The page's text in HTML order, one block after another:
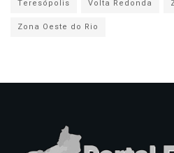
Teresópolis
Volta Redonda
Zona Oeste do Rio